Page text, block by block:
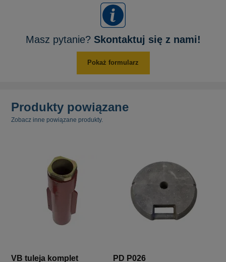
Masz pytanie? Skontaktuj się z nami!
Pokaż formularz
Produkty powiązane
Zobacz inne powiązane produkty.
VB tuleja komplet PD P026